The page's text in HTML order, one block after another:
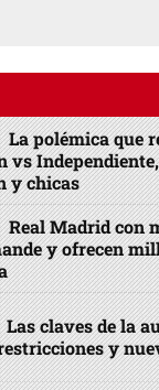
La polémica que
vs
y chicas
Real Madrid con
y ofrecen
Las claves de la
y